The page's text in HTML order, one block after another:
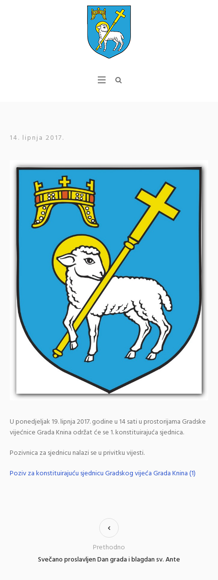
14. lipnja 2017.
U ponedjeljak 19. lipnja 2017. godine u 14 sati u prostorijama Gradske
vijećnice Grada Knina održat će se 1. konstituirajuća sjednica.
Pozivnica za sjednicu nalazi se u privitku vijesti.
Poziv za konstituirajuću sjednicu Gradskog vijeća Grada Knina (1)
Svečano proslavljen Dan grada i blagdan sv. Ante
Prethodno